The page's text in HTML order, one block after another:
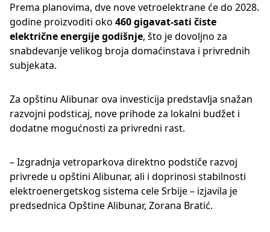
Prema planovima, dve nove vetroelektrane će do 2028.
godine proizvoditi oko 460 gigavat-sati čiste
električne energije godišnje, što je dovoljno za
snabdevanje velikog broja domaćinstava i privrednih
subjekata.
Za opštinu Alibunar ova investicija predstavlja snažan
razvojni podsticaj, nove prihode za lokalni budžet i
dodatne mogućnosti za privredni rast.
– Izgradnja vetroparkova direktno podstiče razvoj
privrede u opštini Alibunar, ali i doprinosi stabilnosti
elektroenergetskog sistema cele Srbije – izjavila je
predsednica Opštine Alibunar, Zorana Bratić.